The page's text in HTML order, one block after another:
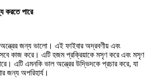
করতে পারে
অন্ত্রের জন্য ভালো। এই ফাইবার অদ্রবণীয় এবং
কাজ করে। এটি হজম প্রক্রিয়াকে মসৃণ করে এবং মসৃণ
এটি এমনকি ভাল অন্ত্রের উদ্ভিদকে প্রচার করে, যা
জন্য অপরিহার্য।